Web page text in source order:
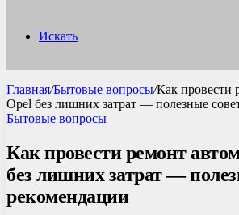
Искать
Главная/Бытовые вопросы/Как провести
Opel без лишних затрат — полезные
Бытовые вопросы
Как провести ремонт
без лишних затрат —
рекомендации